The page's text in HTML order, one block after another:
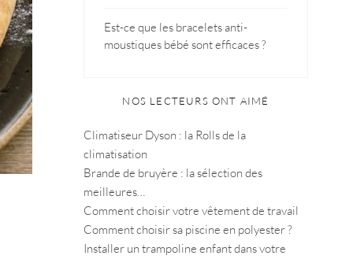
Est-ce que les bracelets anti-
moustiques bébé sont efficaces ?
NOS LECTEURS ONT AIMÉ
Climatiseur Dyson : la Rolls de la
climatisation
Brande de bruyère : la sélection des
meilleures…
Comment choisir votre vêtement de travail
Comment choisir sa piscine en polyester ?
Installer un trampoline enfant dans votre